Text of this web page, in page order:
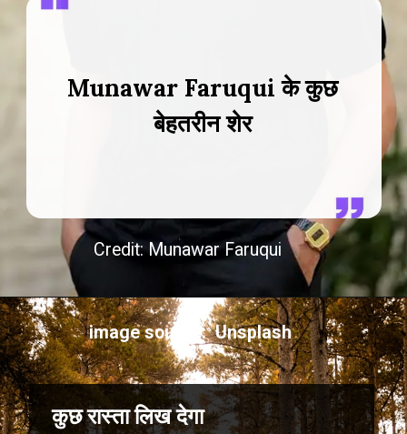
Munawar Faruqui के कुछ
बेहतरीन शेर
Credit: Munawar Faruqui
कुछ रास्ता लिख देगा
image source: Unsplash